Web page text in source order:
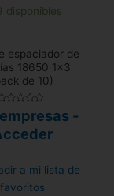
disponibles
espaciador de
18650 1×3
de 10)
con
-
a mi lista de
favoritos